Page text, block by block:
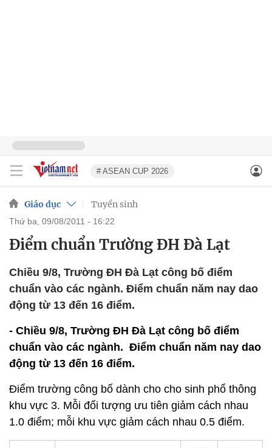
# ASEAN CUP 2026
Giáo dục Tuyển sinh
thứ ba, 09/08/2011 - 16:22
Điểm chuẩn Trường ĐH Đà Lạt
Chiều 9/8, Trường ĐH Đà Lạt công bố điểm
chuẩn vào các ngành. Điểm chuẩn năm nay dao
động từ 13 đến 16 điểm.
- Chiều 9/8, Trường ĐH Đà Lạt công bố điểm
chuẩn vào các ngành. Điểm chuẩn năm nay dao
động từ 13 đến 16 điểm.
Điểm trường công bố dành cho cho sinh phổ thông
khu vực 3. Mỗi đối tượng ưu tiên giảm cách nhau
1.0 điểm; mỗi khu vực giảm cách nhau 0.5 điểm.